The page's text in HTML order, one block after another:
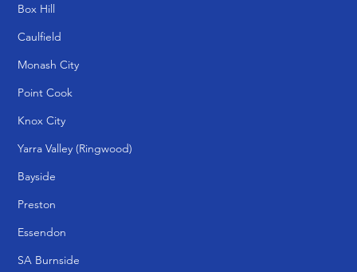
Box Hill
Caulfield
Monash City
Point Cook
Knox City
Yarra Valley (Ringwood)
Bayside
Preston
Essendon
SA Burnside